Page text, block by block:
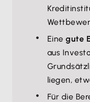
Einegute
aus
liegen,
Für die